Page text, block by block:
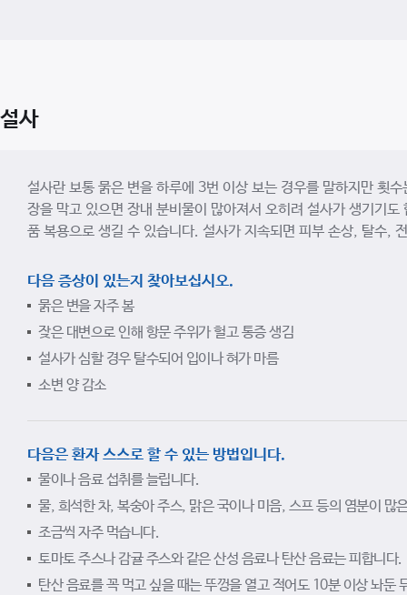
설사
설사란 보통 묽은 변을 하루에 3번 이상 보는 경우를 말하지만 횟
장을 막고 있으면 장내 분비물이 많아져서 오히려 설사가 생기기
품 복용으로 생길 수 있습니다. 설사가 지속되면 피부 손상, 탈수,
다음 증상이 있는지 찾아보십시오.
묽은 변을 자주 봄
잦은 대변으로 인해 항문 주위가 헐고 통증 생김
설사가 심할 경우 탈수되어 입이나 혀가 마름
소변 양 감소
다음은 환자 스스로 할 수 있는 방법입니다.
물이나 음료 섭취를 늘립니다.
물, 희석한 차, 복숭아 주스, 맑은 국이나 미음, 스프 등의 염분이 많
조금씩 자주 먹습니다.
토마토 주스나 감귤 주스와 같은 산성 음료나 탄산 음료는 피합니다.
탄산 음료를 꼭 먹고 싶을 때는 뚜껑을 열고 적어도 10분 이상 놔둔